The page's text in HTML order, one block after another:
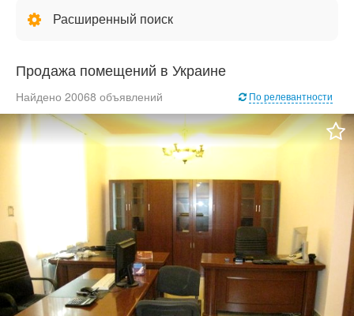
Расширенный поиск
Продажа помещений в Украине
Найдено 20068 объявлений По релевантности